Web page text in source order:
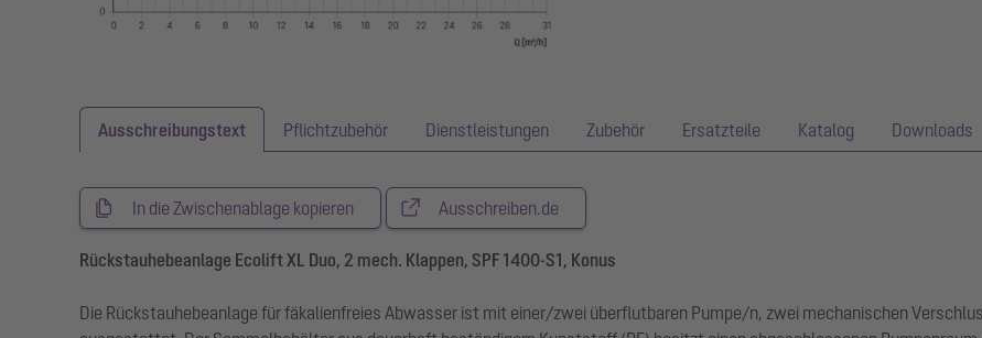
Ausschreibungstext Pflichtzubehör Dienstleistungen Zubehör Ersatzteile Katalog Downloads
In die Zwischenablage kopieren Ausschreiben.de
Rückstauhebeanlage Ecolift XL Duo, 2 mech. Klappen, SPF 1400-S1, Konus
Die Rückstauhebeanlage für fäkalienfreies Abwasser ist mit einer/zwei überflutbaren Pumpe/n, zwei mechanischen